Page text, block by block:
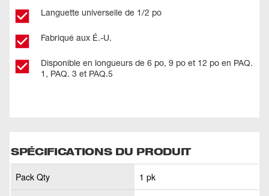
Languette universelle de 1/2 po​
Fabriqué aux É.-U. ​
Disponible en longueurs de 6 po, 9 po et 12 po en PAQ.
1, PAQ. 3 et PAQ.5
SPÉCIFICATIONS DU PRODUIT
Pack Qty 1 pk